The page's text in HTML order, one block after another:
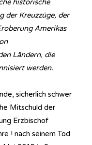
historische
der Kreuzzüge, der
Amerikas
Ländern, die
werden.
sicherlich schwer
Mitschuld der
Erzbischof
! nach seinem Tod